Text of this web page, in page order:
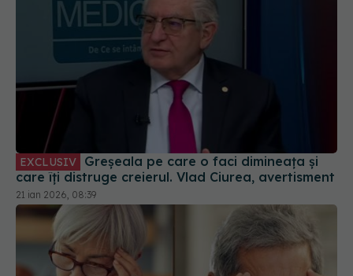
EXCLUSIV
care îți distruge creierul. Vlad Ciurea, avertisment
21 ian 2026, 08:39